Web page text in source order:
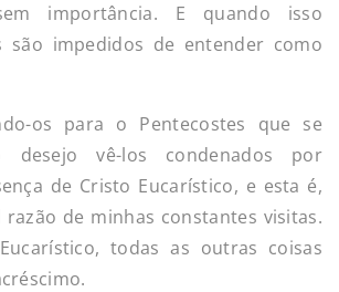
importância. E quando isso
são impedidos de entender como
os para o Pentecostes que se
desejo vê-los condenados por
de Cristo Eucarístico, e esta é,
de minhas constantes visitas.
todas as outras coisas